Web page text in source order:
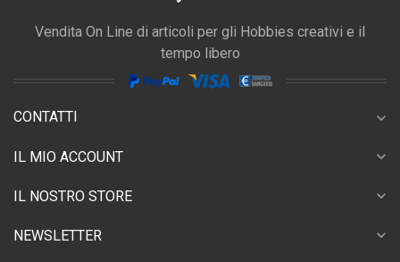
Vendita On Line di articoli per gli Hobbies creativi e il
tempo libero
CONTATTI expand_more
IL MIO ACCOUNT expand_more
IL NOSTRO STORE expand_more
NEWSLETTER expand_more